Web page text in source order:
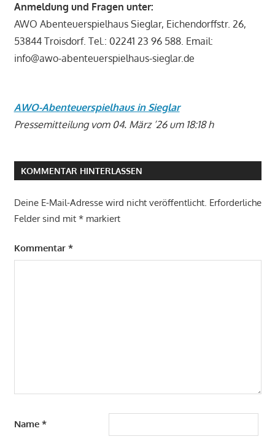
Anmeldung und Fragen unter:
AWO Abenteuerspielhaus Sieglar, Eichendorffstr. 26,
53844 Troisdorf. Tel.: 02241 23 96 588. Email:
info@awo-abenteuerspielhaus-sieglar.de
AWO-Abenteuerspielhaus in Sieglar
Pressemitteilung vom 04. März ’26 um 18:18 h
KOMMENTAR HINTERLASSEN
Deine E-Mail-Adresse wird nicht veröffentlicht. Erforderliche
Felder sind mit *markiert
Kommentar *
Name *